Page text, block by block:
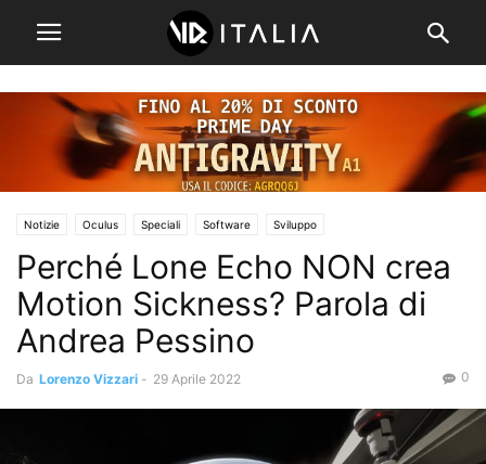
Notizie Oculus Speciali Software Sviluppo
Perché Lone Echo NON crea
Motion Sickness? Parola di
Andrea Pessino
Da Lorenzo Vizzari - 29 Aprile 2022 0